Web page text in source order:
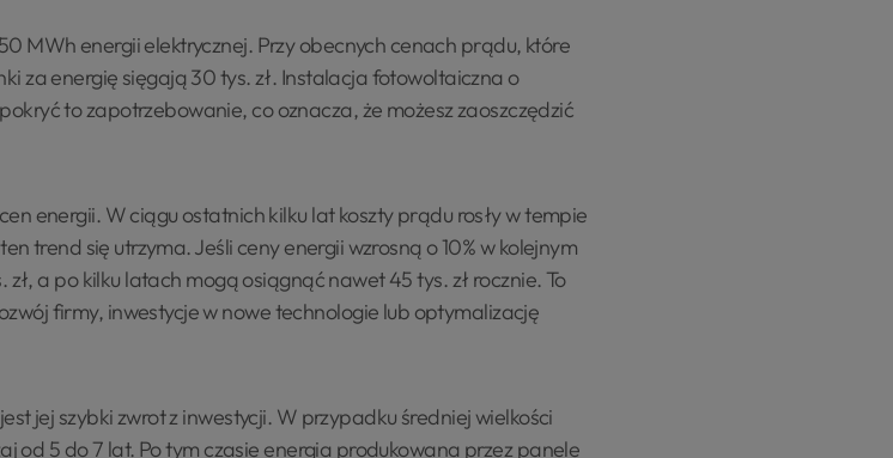
MWh energii elektrycznej. Przy obecnych cenach prądu, które
za energię sięgają 30 tys. zł. Instalacja fotowoltaiczna o
to zapotrzebowanie, co oznacza, że możesz zaoszczędzić
energii. W ciągu ostatnich kilku lat koszty prądu rosły w tempie
trend się utrzyma. Jeśli ceny energii wzrosną o 10% w kolejnym
zł, a po kilku latach mogą osiągnąć nawet 45 tys. zł rocznie. To
firmy, inwestycje w nowe technologie lub optymalizację
jej szybki zwrot z inwestycji. W przypadku średniej wielkości
od 5 do 7 lat. Po tym czasie energia produkowana przez panele